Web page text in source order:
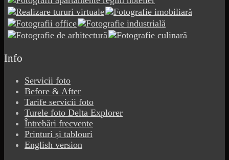
Info
Servicii foto
Before & After
Tarife servicii foto
Turele foto Delta Explorer
Întrebări frecvente
Printuri și tablouri
English version